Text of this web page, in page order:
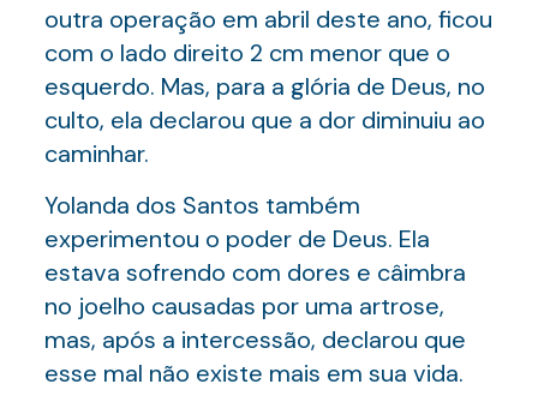
outra operação em abril deste ano, ficou
com o lado direito 2 cm menor que o
esquerdo. Mas, para a glória de Deus, no
culto, ela declarou que a dor diminuiu ao
caminhar.
Yolanda dos Santos também
experimentou o poder de Deus. Ela
estava sofrendo com dores e câimbra
no joelho causadas por uma artrose,
mas, após a intercessão, declarou que
esse mal não existe mais em sua vida.